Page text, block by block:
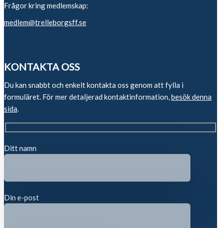
Frågor kring medlemskap:
medlem@trelleborgsff.se
KONTAKTA OSS
Du kan snabbt och enkelt kontakta oss genom att fylla i
formuläret. För mer detaljerad kontaktinformation,besök denna
sida.
Ditt namn
Din e-post